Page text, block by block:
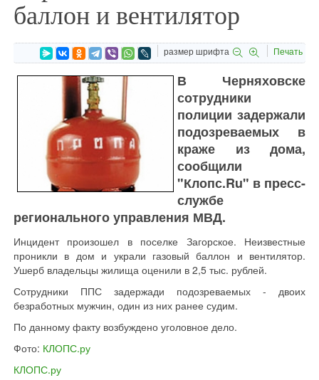
баллон и вентилятор
размер шрифта Печать
В Черняховске
сотрудники
полиции задержали
подозреваемых в
краже из дома,
сообщили
"Клопс.Ru" в пресс-
службе
регионального управления МВД.
Инцидент произошел в поселке Загорское. Неизвестные
проникли в дом и украли газовый баллон и вентилятор.
Ушерб владельцы жилища оценили в 2,5 тыс. рублей.
Сотрудники ППС задержади подозреваемых - двоих
безработных мужчин, один из них ранее судим.
По данному факту возбуждено уголовное дело.
Фото: КЛОПС.ру
КЛОПС.ру